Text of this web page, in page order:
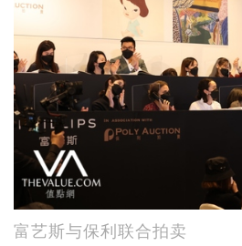
富艺斯与保利联合拍卖